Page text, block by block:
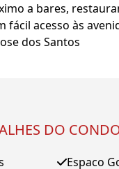
a bares,
fácil acesso às
dos Santos
DO
Espaco